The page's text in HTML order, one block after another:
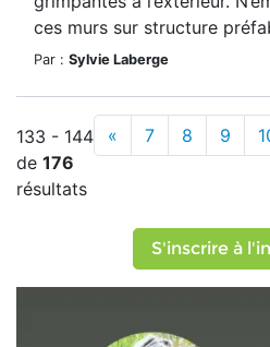
ces murs sur structure
Par : Sylvie Laberge
133 - 144
de 176
résultats
« 7 8 9
S'inscrire à